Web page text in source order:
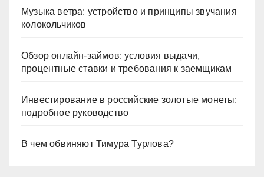
Музыка ветра: устройство и принципы звучания
колокольчиков
Обзор онлайн-займов: условия выдачи,
процентные ставки и требования к заемщикам
Инвестирование в российские золотые монеты:
подробное руководство
В чем обвиняют Тимура Турлова?